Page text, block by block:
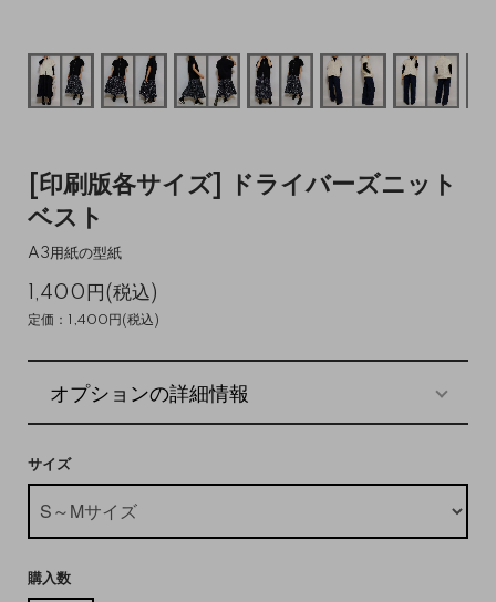
[印刷版各サイズ] ドライバーズニット
ベスト
A3用紙の型紙
1,400円(税込)
定価：1,400円(税込)
オプションの詳細情報
サイズ
購入数